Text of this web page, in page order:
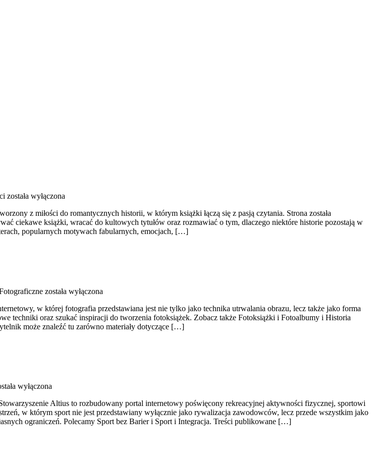
została wyłączona
z miłości do romantycznych historii, w którym książki łączą się z pasją czytania. Strona została
ciekawe książki, wracać do kultowych tytułów oraz rozmawiać o tym, dlaczego niektóre historie pozostają w
popularnych motywach fabularnych, emocjach, […]
została wyłączona
w której fotografia przedstawiana jest nie tylko jako technika utrwalania obrazu, lecz także jako forma
techniki oraz szukać inspiracji do tworzenia fotoksiążek. Zobacz także Fotoksiążki i Fotoalbumy i Historia
może znaleźć tu zarówno materiały dotyczące […]
wyłączona
Altius to rozbudowany portal internetowy poświęcony rekreacyjnej aktywności fizycznej, sportowi
w którym sport nie jest przedstawiany wyłącznie jako rywalizacja zawodowców, lecz przede wszystkim jako
ograniczeń. Polecamy Sport bez Barier i Sport i Integracja. Treści publikowane […]